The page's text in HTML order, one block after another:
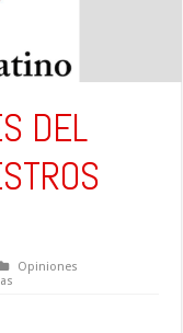
DEL
Opiniones